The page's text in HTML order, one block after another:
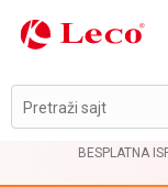
Pretraži sajt
BESPLATNA